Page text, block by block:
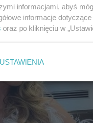
informacjami, abyś
informacje
oraz po kliknięciu w
USTAWIENIA